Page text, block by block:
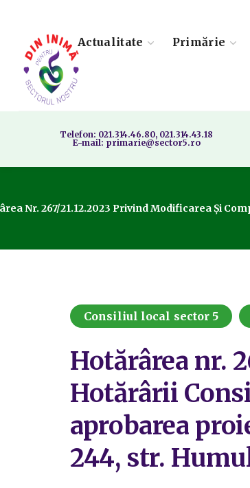
Actualitate Primărie
Telefon: 021.314.46.80, 021.314.43.18
E-mail: primarie@sector5.ro
Nr. 267/21.12.2023 Privind Modificarea Și
Consiliul local sector 5
Hotărârea nr.
Hotărârii
aprobarea
244, str.